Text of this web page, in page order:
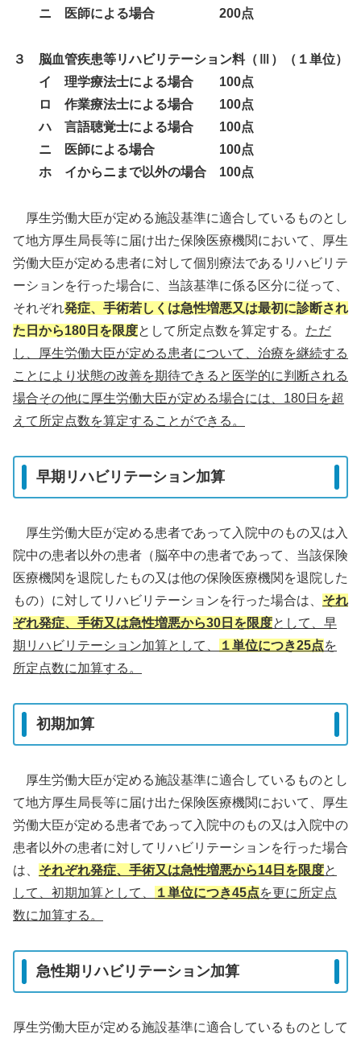
ニ 医師による場合 200点
３ 脳血管疾患等リハビリテーション料（Ⅲ）（１単位）
イ 理学療法士による場合 100点
ロ 作業療法士による場合 100点
ハ 言語聴覚士による場合 100点
ニ 医師による場合 100点
ホ イからニまで以外の場合 100点
厚生労働大臣が定める施設基準に適合しているものとし
て地方厚生局長等に届け出た保険医療機関において、厚生
労働大臣が定める患者に対して個別療法であるリハビリテ
ーションを行った場合に、当該基準に係る区分に従って、
それぞれ発症、手術若しくは急性増悪又は最初に診断され
た日から180日を限度として所定点数を算定する。 ただ
し、厚生労働大臣が定める患者について、治療を継続する
ことにより状態の改善を期待できると医学的に判断される
場合その他に厚生労働大臣が定める場合には、180日を超
えて所定点数を算定することができる。
早期リハビリテーション加算
厚生労働大臣が定める患者であって入院中のもの又は入
院中の患者以外の患者（脳卒中の患者であって、当該保険
医療機関を退院したもの又は他の保険医療機関を退院した
もの）に対してリハビリテーションを行った場合は、 それ
ぞれ発症、手術又は急性増悪から30日を限度として、早
期リハビリテーション加算として、
１単位につき25点を
所定点数に加算する。
初期加算
厚生労働大臣が定める施設基準に適合しているものとし
て地方厚生局長等に届け出た保険医療機関において、厚生
労働大臣が定める患者であって入院中のもの又は入院中の
患者以外の患者に対してリハビリテーションを行った場合
は、 それぞれ発症、手術又は急性増悪から14日を限度と
して、初期加算として、
１単位につき45点を更に所定点
数に加算する。
急性期リハビリテーション加算
厚生労働大臣が定める施設基準に適合しているものとして